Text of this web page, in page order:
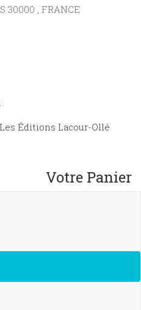
30000 , FRANCE
Les Éditions Lacour-Ollé
Votre Panier
×